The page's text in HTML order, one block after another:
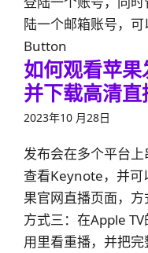
陆一个邮箱账号，
Button
如何观看苹果
并下载高清直
2023年10 月28日
发布会在多个平台
查看Keynote，并可
果官网直播页面，方
方式三：在Apple
用里看重播，并把完